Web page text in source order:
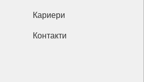
Кариери
Контакти